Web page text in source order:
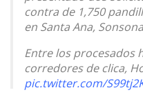
contra de 1,750
en Santa Ana,
Entre los procesados
corredores de clica,
pic.twitter.com/